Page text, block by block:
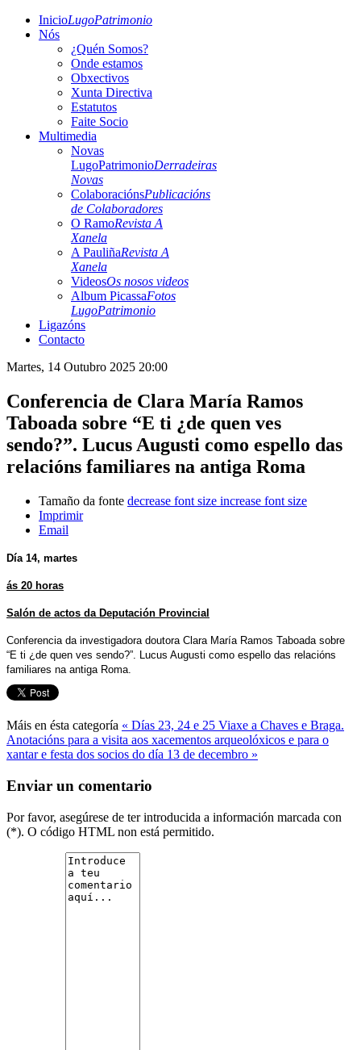
InicioLugoPatrimonio
Nós
¿Quén Somos?
Onde estamos
Obxectivos
Xunta Directiva
Estatutos
Faite Socio
Multimedia
Novas
LugoPatrimonioDerradeiras
Novas
ColaboraciónsPublicacións
de Colaboradores
O RamoRevista A
Xanela
A PauliñaRevista A
Xanela
VideosOs nosos videos
Album PicassaFotos
LugoPatrimonio
Ligazóns
Contacto
Martes, 14 Outubro 2025 20:00
Conferencia de Clara María Ramos
Taboada sobre “E ti ¿de quen ves
sendo?”. Lucus Augusti como espello das
relacións familiares na antiga Roma
Tamaño da fonte decrease font size increase font size
Imprimir
Email
Día 14, martes
ás 20 horas
Salón de actos da Deputación Provincial
Conferencia da investigadora doutora Clara María Ramos Taboada sobre
“E ti ¿de quen ves sendo?”. Lucus Augusti como espello das relacións
familiares na antiga Roma.
Máis en ésta categoría « Días 23, 24 e 25 Viaxe a Chaves e Braga.
Anotacións para a visita aos xacementos arqueolóxicos e para o
xantar e festa dos socios do día 13 de decembro »
Enviar un comentario
Por favor, asegúrese de ter introducida a información marcada con
(*). O código HTML non está permitido.